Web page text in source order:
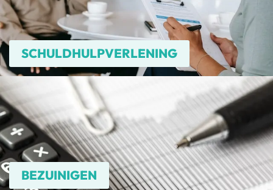
SCHULDHULPVERLENING
BEZUINIGEN